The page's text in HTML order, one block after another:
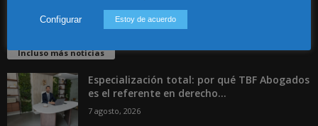
Incluso más noticias
Especialización total: por qué TBF Abogados
es el referente en derecho...
7 agosto, 2026
Configurar Estoy de acuerdo